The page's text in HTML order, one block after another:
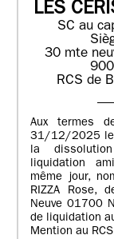
LES
SC au
30 mte
RCS de
Aux termes
31/12/2025
la
liquidation
même jour,
RIZZA Rose,
Neuve 01700
de liquidation
Mention au